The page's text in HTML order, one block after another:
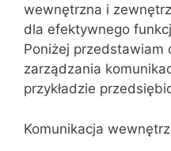
wewnętrzna i
dla efektywnego
Poniżej przedstawiam
zarządzania
przykładzie
Komunikacja